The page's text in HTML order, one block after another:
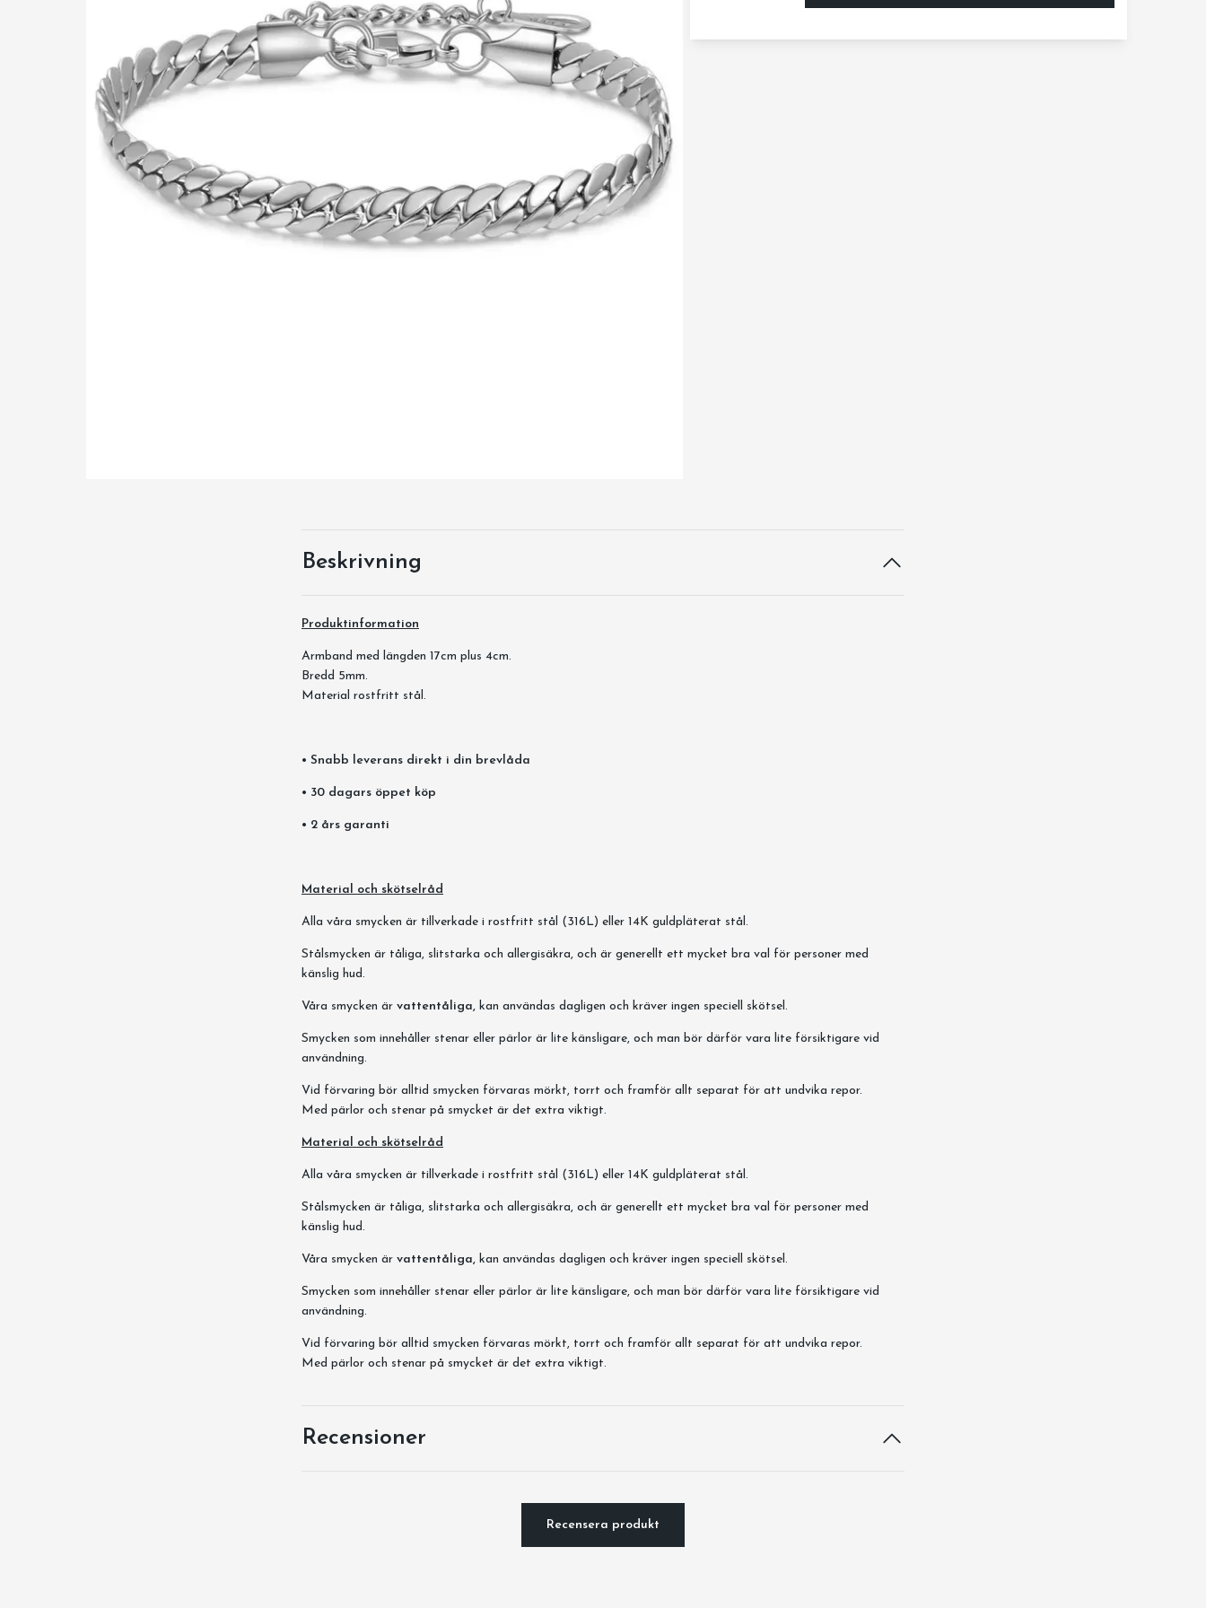
Beskrivning
Produktinformation
Armband med längden 17cm plus 4cm.
Bredd 5mm.
Material rostfritt stål.
• Snabb leverans direkt i din brevlåda
• 30 dagars öppet köp
• 2 års garanti
Material och skötselråd
Alla våra smycken är tillverkade i rostfritt stål (316L) eller 14K guldpläterat stål.
Stålsmycken är tåliga, slitstarka och allergisäkra, och är generellt ett mycket bra val för personer med
känslig hud.
Våra smycken är vattentåliga, kan användas dagligen och kräver ingen speciell skötsel.
Smycken som innehåller stenar eller pärlor är lite känsligare, och man bör därför vara lite försiktigare vid
användning.
Vid förvaring bör alltid smycken förvaras mörkt, torrt och framför allt separat för att undvika repor.
Med pärlor och stenar på smycket är det extra viktigt.
Material och skötselråd
Alla våra smycken är tillverkade i rostfritt stål (316L) eller 14K guldpläterat stål.
Stålsmycken är tåliga, slitstarka och allergisäkra, och är generellt ett mycket bra val för personer med
känslig hud.
Våra smycken är vattentåliga, kan användas dagligen och kräver ingen speciell skötsel.
Smycken som innehåller stenar eller pärlor är lite känsligare, och man bör därför vara lite försiktigare vid
användning.
Vid förvaring bör alltid smycken förvaras mörkt, torrt och framför allt separat för att undvika repor.
Med pärlor och stenar på smycket är det extra viktigt.
Recensioner
Recensera produkt